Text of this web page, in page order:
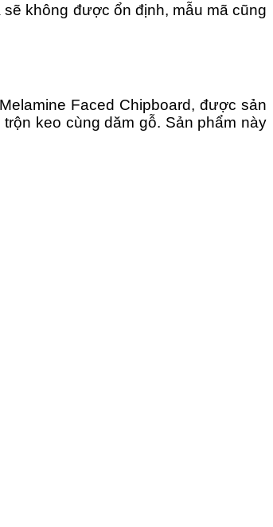
không được ổn định, mẫu mã cũng
Faced Chipboard, được sản
keo cùng dăm gỗ. Sản phẩm này